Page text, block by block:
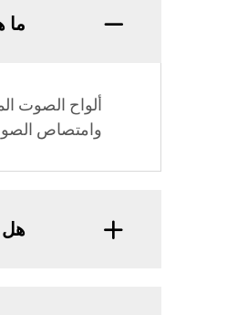
ما
وامتصاص
هل